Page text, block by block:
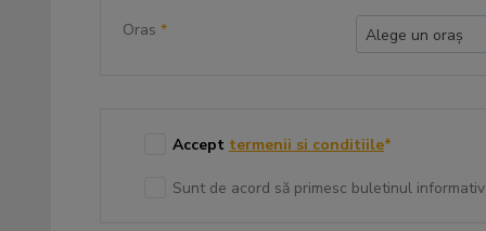
Oras * Alege un oraș
Accept termenii si conditiile*
Sunt de acord să primesc buletinul informativ